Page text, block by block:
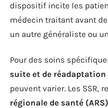
dispositif incite les
médecin traitant avant
un autre généraliste ou
Pour des soins
suite et de réadaptation
peuvent varier. Les SSR,
régionale de santé (ARS)